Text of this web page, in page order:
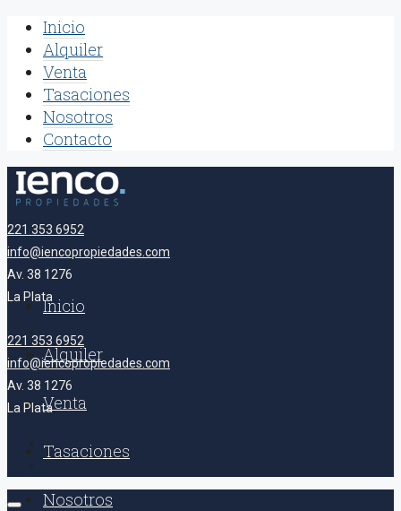
Inicio
Alquiler
Venta
Tasaciones
Nosotros
Contacto
221 353 6952
info@iencopropiedades.com
Av. 38 1276
La PlataInicio
Alquiler
Venta
Tasaciones
Nosotros
221 353 6952
info@iencopropiedades.com
Av. 38 1276
La Plata